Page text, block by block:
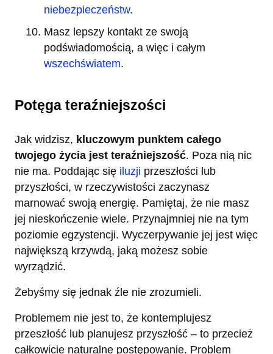
niebezpieczeństw.
Masz lepszy kontakt ze swoją
podświadomością, a więc i całym
wszechświatem.
Potęga teraźniejszości
Jak widzisz, kluczowym punktem całego
twojego życia jest teraźniejszość. Poza nią nic
nie ma. Poddając się iluzji przeszłości lub
przyszłości, w rzeczywistości zaczynasz
marnować swoją energię. Pamiętaj, że nie masz
jej nieskończenie wiele. Przynajmniej nie na tym
poziomie egzystencji. Wyczerpywanie jej jest więc
największą krzywdą, jaką możesz sobie
wyrządzić.
Żebyśmy się jednak źle nie zrozumieli.
Problemem nie jest to, że kontemplujesz
przeszłość lub planujesz przyszłość – to przecież
całkowicie naturalne postępowanie. Problem